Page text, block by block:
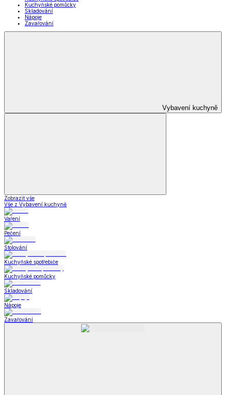
Kuchyňské pomůcky
Skladování
Nápoje
Zavařování
Vybavení kuchyně
Zobrazit vše
Vše z Vybavení kuchyně
Vaření
Pečení
Stolování
Kuchyňské spotřebiče
Kuchyňské pomůcky
Skladování
Nápoje
Zavařování